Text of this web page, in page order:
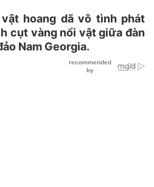
hoang dã vô tình phát
cụt vàng nổi vật giữa đàn
Nam Georgia.